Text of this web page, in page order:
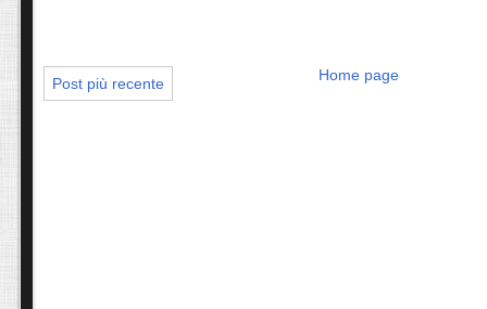
Post più recente Home page